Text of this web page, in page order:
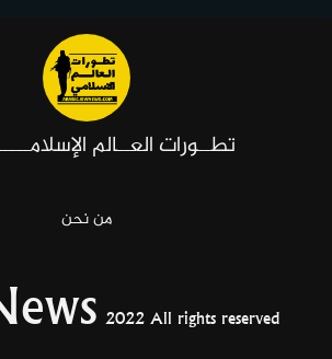
تطــورات العــالم
من نحن
2022 All rights reserved